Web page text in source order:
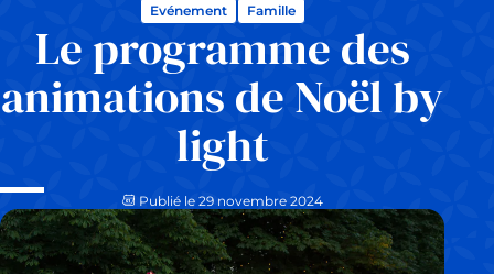
Le programme des
animations de Noël by
light
Evénement Famille
Publié le 29 novembre 2024